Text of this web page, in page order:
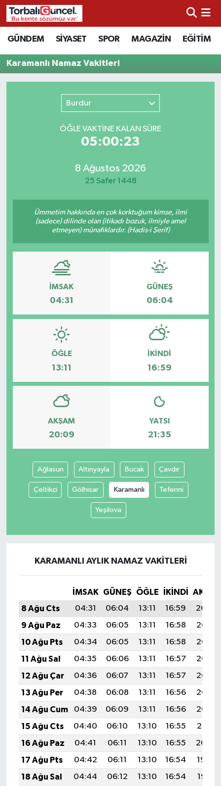
GÜNDEM SİYASET SPOR MAGAZİN EĞİTİM
Karamanlı Namaz Vakitleri
Burdur
ÖĞLE VAKTİNE KALAN SÜRE
05:00:23
8 Ağustos 2026
25 Safer 1448
Ümmetim hakkında en çok korktuğum kimse, ilmi
(sadece) dilinde olan (itikadı bozuk, ilmiyle amel
etmeyen) münafıklardır. (Hadis-i Şerif)
İMSAK
04:31
GÜNEŞ
06:04
ÖĞLE
13:11
İKINDI
16:59
AKŞAM
20:09
YATSI
21:35
Ağlasun Altınyayla Bucak Çavdır
Çeltikçi Gölhisar Karamanlı Tefenni
Yeşilova
KARAMANLI AYLIK NAMAZ VAKITLERI
İMSAK GÜNEŞ ÖĞLE İKINDI
8 Ağu Cts
04:31 06:04 13:11 16:59
20:09
9 Ağu Paz
04:33 06:05 13:11 16:58
20:08
10 Ağu Pts
04:34 06:05 13:11 16:58
20:07
11 Ağu Sal
04:35 06:06 13:11 16:57
20:06
12 Ağu Çar
04:36 06:07 13:11 16:57
20:05
13 Ağu Per
04:38 06:08 13:11 16:56
20:03
14 Ağu Cum
04:39 06:09 13:11 16:56
20:02
15 Ağu Cts
04:40 06:10 13:10 16:55
20:01
16 Ağu Paz
04:41 06:11 13:10 16:55
20:00
17 Ağu Pts
04:42 06:11 13:10 16:54
19:59
18 Ağu Sal
04:44 06:12 13:10 16:54
19:57
İzmir Nöbetçi Eczaneler
İzmir Hava Durumu
İzmir Trafik Yoğunluk Haritası
Süper Lig Puan Durumu ve Fikstür
Tüm Manşetler
Haber Arşivi